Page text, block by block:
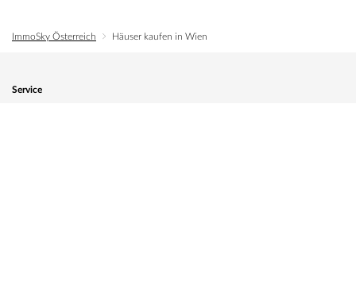
ImmoSky Österreich Häuser kaufen in Wien
Service